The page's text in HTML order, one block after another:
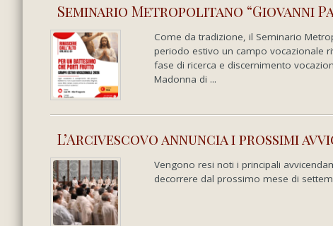
Seminario Metropolitano “Giovanni
Come da tradizione, il Seminario
periodo estivo un campo vocazionale
fase di ricerca e discernimento
Madonna di ...
L’Arcivescovo annuncia i prossimi
di settembre
Vengono resi noti i principali
decorrere dal prossimo mese di